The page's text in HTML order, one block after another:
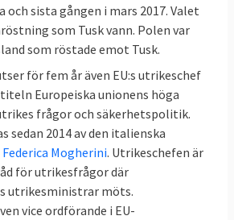
och sista gången i mars 2017. Valet
som Tusk vann. Polen var
som röstade emot Tusk.
för fem år även EU:s utrikeschef
Europeiska unionens höga
frågor och säkerhetspolitik.
sedan 2014 av den italienska
Federica Mogherini. Utrikeschefen är
för utrikesfrågor där
utrikesministrar möts.
vice ordförande i EU-